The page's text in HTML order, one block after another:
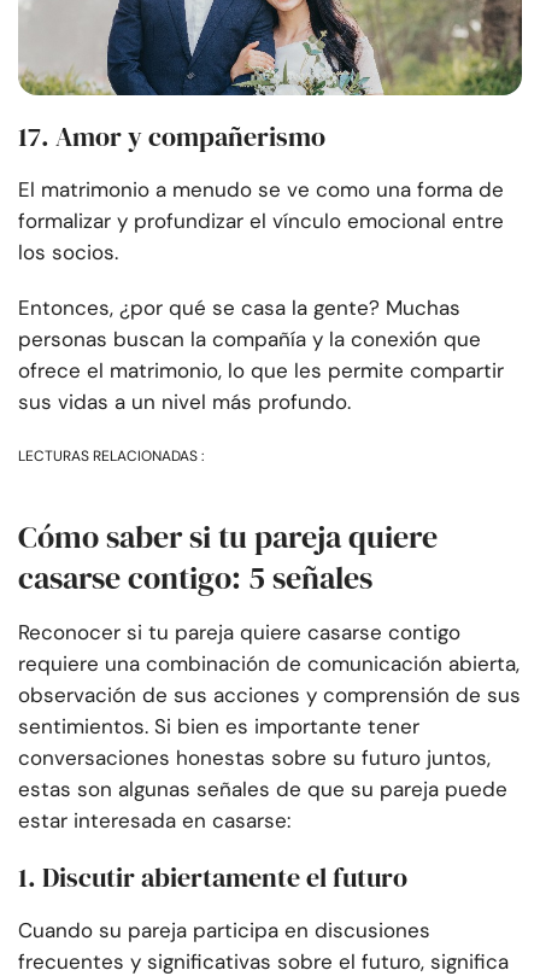
17. Amor y compañerismo
El matrimonio a menudo se ve como una forma de
formalizar y profundizar el vínculo emocional entre
los socios.
Entonces, ¿por qué se casa la gente? Muchas
personas buscan la compañía y la conexión que
ofrece el matrimonio, lo que les permite compartir
sus vidas a un nivel más profundo.
LECTURAS RELACIONADAS :
Cómo saber si tu pareja quiere
casarse contigo: 5 señales
Reconocer si tu pareja quiere casarse contigo
requiere una combinación de comunicación abierta,
observación de sus acciones y comprensión de sus
sentimientos. Si bien es importante tener
conversaciones honestas sobre su futuro juntos,
estas son algunas señales de que su pareja puede
estar interesada en casarse:
1. Discutir abiertamente el futuro
Cuando su pareja participa en discusiones
frecuentes y significativas sobre el futuro, significa